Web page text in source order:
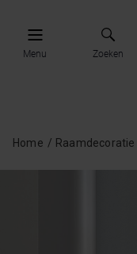
Menu Zoeken
Home Raamdecoratie